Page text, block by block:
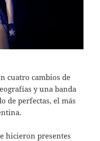
cuatro cambios de
y una banda
de perfectas, el más
hicieron presentes